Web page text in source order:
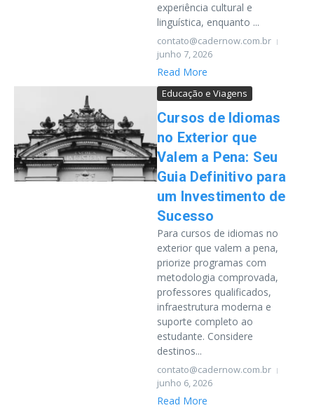
experiência cultural e
linguística, enquanto ...
contato@cadernow.com.br
junho 7, 2026
Read More
Educação e Viagens
Cursos de Idiomas
no Exterior que
Valem a Pena: Seu
Guia Definitivo para
um Investimento de
Sucesso
Para cursos de idiomas no
exterior que valem a pena,
priorize programas com
metodologia comprovada,
professores qualificados,
infraestrutura moderna e
suporte completo ao
estudante. Considere
destinos...
contato@cadernow.com.br
junho 6, 2026
Read More